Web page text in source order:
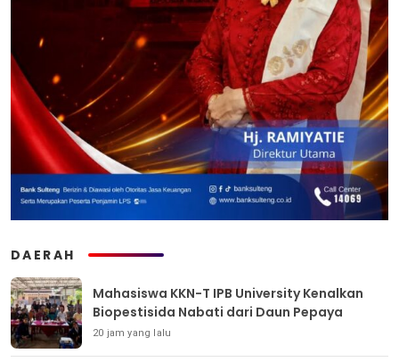
DAERAH
Mahasiswa KKN-T IPB University Kenalkan
Biopestisida Nabati dari Daun Pepaya
20 jam yang lalu